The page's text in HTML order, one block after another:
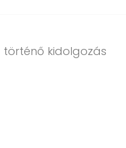
történő kidolgozás